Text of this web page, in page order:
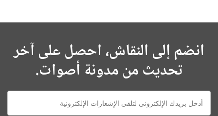
انضم إلى النقاش، احصل على آخر
تحديث من مدونة أصوات.
E-
mail: